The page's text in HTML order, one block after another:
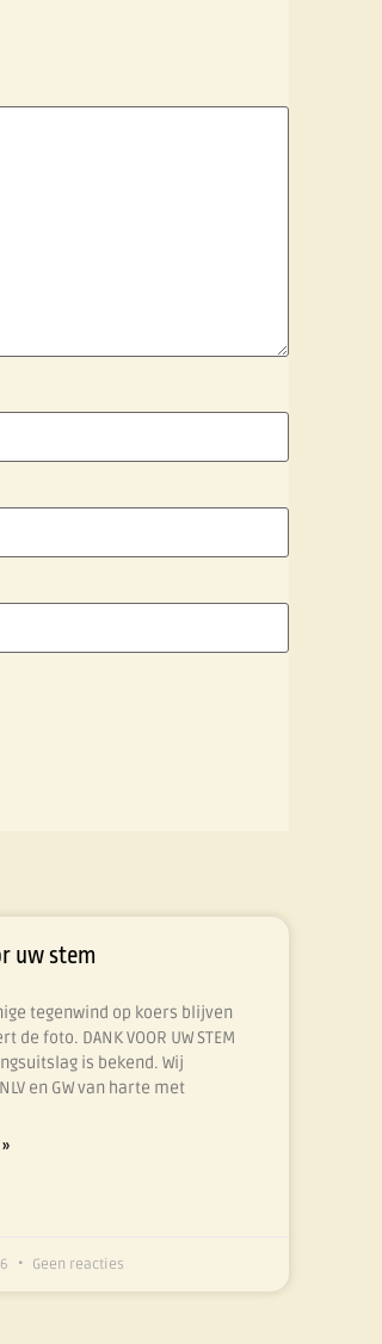
uw stem
tegenwind op koers blijven
de foto. DANK VOOR UW STEM
is bekend. Wij
en GW van harte met
»
Geen reacties